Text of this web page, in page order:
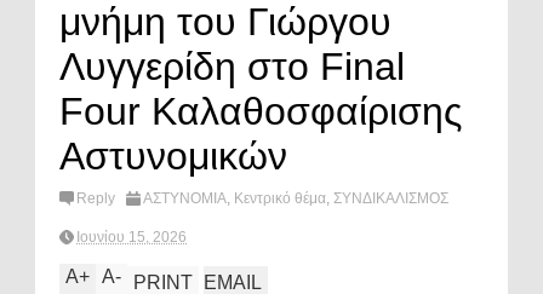
μνήμη του Γιώργου
Λυγγερίδη στο Final
Four Καλαθοσφαίρισης
Αστυνομικών
Reply ΑΣΤΥΝΟΜΙΑ, Κεντρικό θέμα, ΣΥΝΔΙΚΑΛΙΣΜΟΣ
Ιουνίου 15, 2026
A+ A- PRINT EMAIL